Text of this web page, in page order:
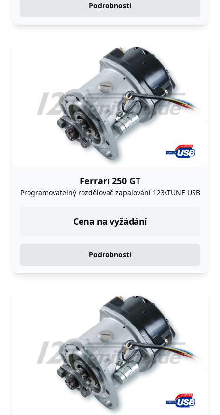
Podrobnosti
Ferrari 250 GT
Programovatelný rozdělovač zapalování 123\TUNE USB
Cena na vyžádání
Podrobnosti